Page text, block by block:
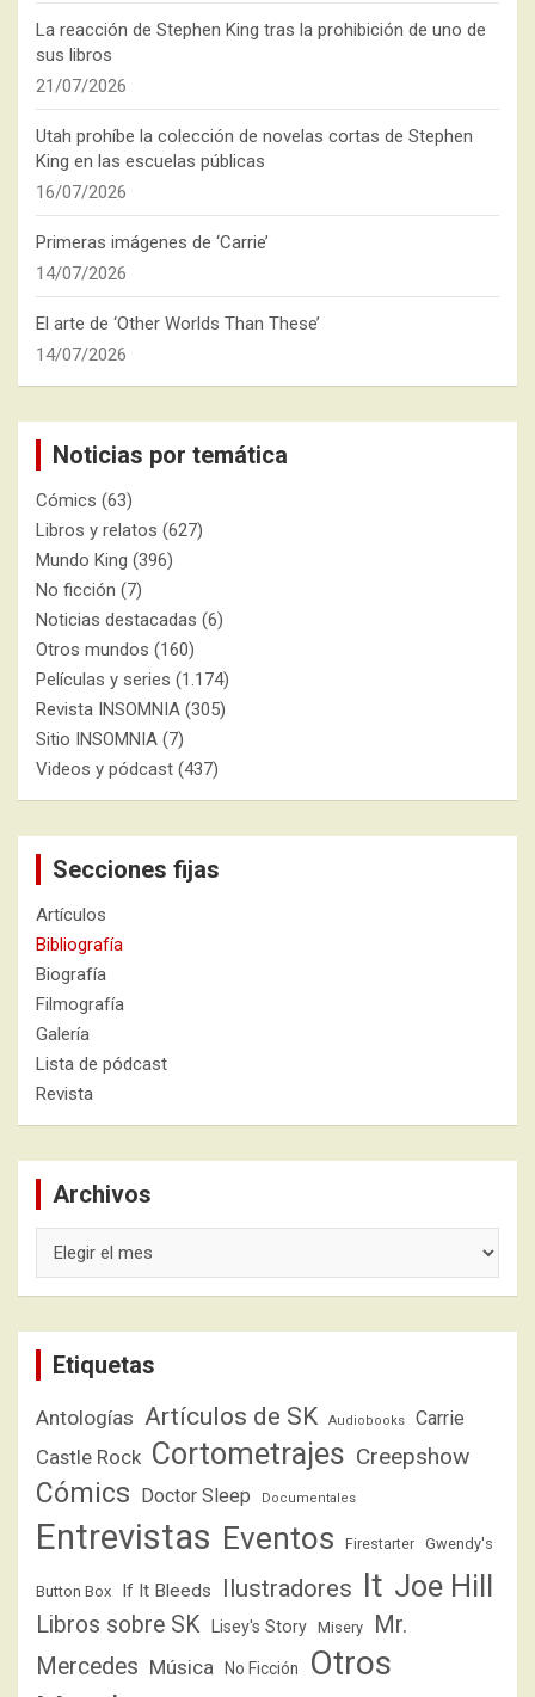
La reacción de Stephen King tras la prohibición de uno de
sus libros
21/07/2026
Utah prohíbe la colección de novelas cortas de Stephen
King en las escuelas públicas
16/07/2026
Primeras imágenes de ‘Carrie’
14/07/2026
El arte de ‘Other Worlds Than These’
14/07/2026
Noticias por temática
Cómics (63)
Libros y relatos (627)
Mundo King (396)
No ficción (7)
Noticias destacadas (6)
Otros mundos (160)
Películas y series (1.174)
Revista INSOMNIA (305)
Sitio INSOMNIA (7)
Videos y pódcast (437)
Secciones fijas
Artículos
Bibliografía
Biografía
Filmografía
Galería
Lista de pódcast
Revista
Archivos
Etiquetas
Antologías Artículos de SK Audiobooks Carrie
Castle Rock Cortometrajes Creepshow
Cómics Doctor Sleep Documentales
Entrevistas Eventos Firestarter Gwendy's
Button Box If It Bleeds Ilustradores It Joe Hill
Libros sobre SK Lisey's Story Misery
Mr.
Mercedes Música No Ficción
Otros